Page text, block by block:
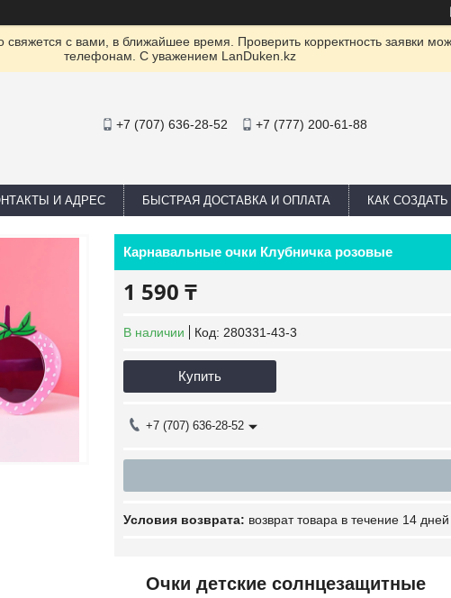
с вами, в ближайшее время. Проверить корректность заявки
телефонам. С уважением LanDuken.kz
+7 (707) 636-28-52 +7 (777) 200-61-88
И АДРЕС БЫСТРАЯ ДОСТАВКА И ОПЛАТА КАК
Карнавальные очки Клубничка розовые
1 590 ₸
В наличии Код: 280331-43-3
Купить
+7 (707) 636-28-52
возврат товара в течение 14 дней
Очки детские солнцезащитные